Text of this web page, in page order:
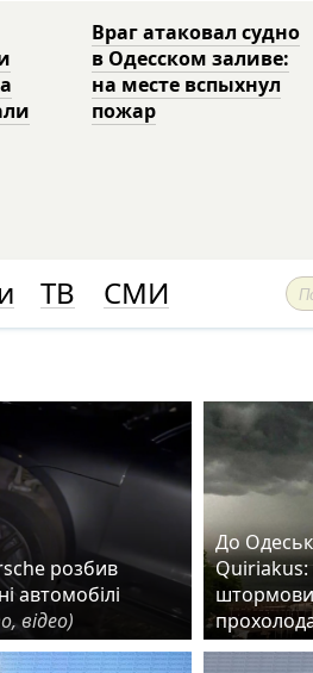
Враг атаковал судно
в Одесском заливе:
на месте вспыхнул
пожар
ТВ СМИ
розбив
автомобілі
відео)
До
Quiriakus: